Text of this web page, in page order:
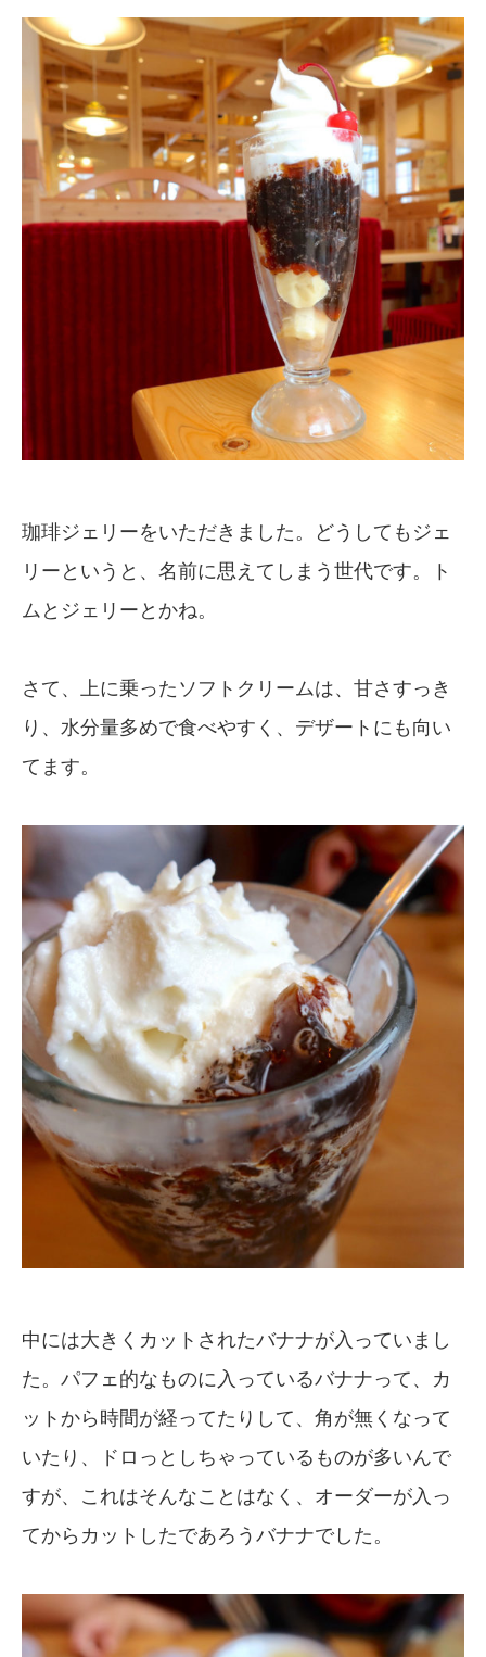
珈琲ジェリーをいただきました。どうしてもジェ
リーというと、名前に思えてしまう世代です。ト
ムとジェリーとかね。
さて、上に乗ったソフトクリームは、甘さすっき
り、水分量多めで食べやすく、デザートにも向い
てます。
中には大きくカットされたバナナが入っていまし
た。パフェ的なものに入っているバナナって、カ
ットから時間が経ってたりして、角が無くなって
いたり、ドロっとしちゃっているものが多いんで
すが、これはそんなことはなく、オーダーが入っ
てからカットしたであろうバナナでした。